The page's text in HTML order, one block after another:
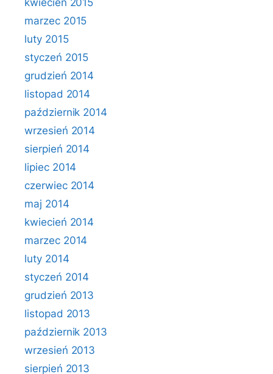
kwiecień 2015
marzec 2015
luty 2015
styczeń 2015
grudzień 2014
listopad 2014
październik 2014
wrzesień 2014
sierpień 2014
lipiec 2014
czerwiec 2014
maj 2014
kwiecień 2014
marzec 2014
luty 2014
styczeń 2014
grudzień 2013
listopad 2013
październik 2013
wrzesień 2013
sierpień 2013